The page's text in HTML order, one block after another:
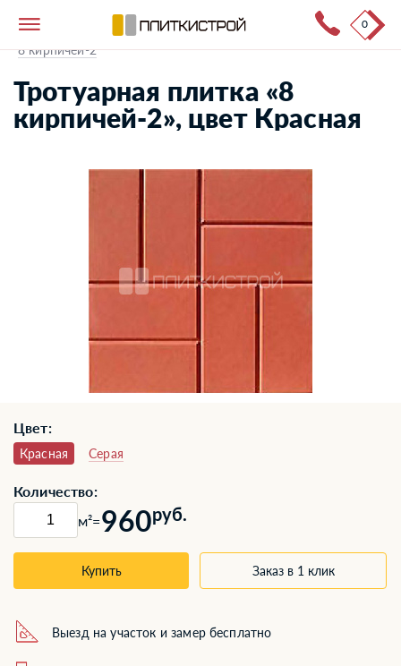
0
Тротуарная плитка → Каталог продукции
8 кирпичей-2
Тротуарная плитка «8
кирпичей-2», цвет Красная
Цвет:
Красная Серая
Количество:
м²=960руб.
Купить Заказ в 1 клик
Выезд на участок и замер бесплатно